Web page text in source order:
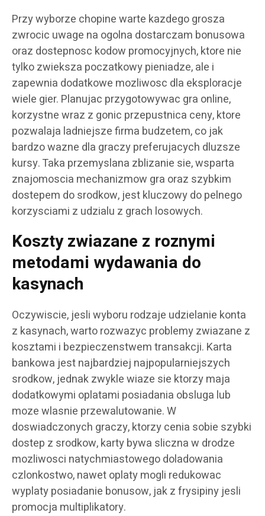
Przy wyborze chopine warte kazdego grosza
zwrocic uwage na ogolna dostarczam bonusowa
oraz dostepnosc kodow promocyjnych, ktore nie
tylko zwieksza poczatkowy pieniadze, ale i
zapewnia dodatkowe mozliwosc dla eksploracje
wiele gier. Planujac przygotowywac gra online,
korzystne wraz z gonic przepustnica ceny, ktore
pozwalaja ladniejsze firma budzetem, co jak
bardzo wazne dla graczy preferujacych dluzsze
kursy. Taka przemyslana zblizanie sie, wsparta
znajomoscia mechanizmow gra oraz szybkim
dostepem do srodkow, jest kluczowy do pelnego
korzysciami z udzialu z grach losowych.
Koszty zwiazane z roznymi
metodami wydawania do
kasynach
Oczywiscie, jesli wyboru rodzaje udzielanie konta
z kasynach, warto rozwazyc problemy zwiazane z
kosztami i bezpieczenstwem transakcji. Karta
bankowa jest najbardziej najpopularniejszych
srodkow, jednak zwykle wiaze sie ktorzy maja
dodatkowymi oplatami posiadania obsluga lub
moze wlasnie przewalutowanie. W
doswiadczonych graczy, ktorzy cenia sobie szybki
dostep z srodkow, karty bywa sliczna w drodze
mozliwosci natychmiastowego doladowania
czlonkostwo, nawet oplaty mogli redukowac
wyplaty posiadanie bonusow, jak z frysipiny jesli
promocja multiplikatory.